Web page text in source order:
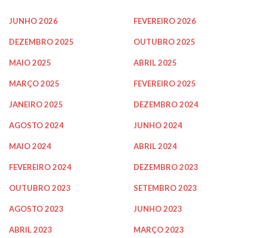
JUNHO 2026 FEVEREIRO 2026
DEZEMBRO 2025 OUTUBRO 2025
MAIO 2025 ABRIL 2025
MARÇO 2025 FEVEREIRO 2025
JANEIRO 2025 DEZEMBRO 2024
AGOSTO 2024 JUNHO 2024
MAIO 2024 ABRIL 2024
FEVEREIRO 2024 DEZEMBRO 2023
OUTUBRO 2023 SETEMBRO 2023
AGOSTO 2023 JUNHO 2023
ABRIL 2023 MARÇO 2023